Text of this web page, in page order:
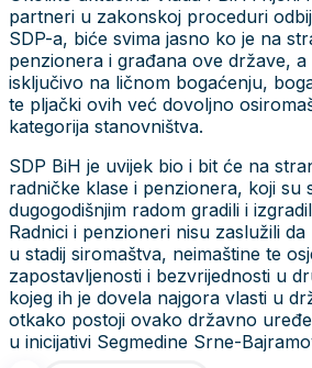
partneri u zakonskoj proceduri
SDP-a, biće svima jasno ko je na
penzionera i građana ove države, a
isključivo na ličnom bogaćenju,
te pljački ovih već dovoljno
kategorija stanovništva.
SDP BiH je uvijek bio i bit će na
radničke klase i penzionera, koji su
dugogodišnjim radom gradili i
Radnici i penzioneri nisu zaslužili
u stadij siromaštva, neimaštine te
zapostavljenosti i bezvrijednosti u
kojeg ih je dovela najgora vlasti u
otkako postoji ovako državno
u inicijativi Segmedine Srne-